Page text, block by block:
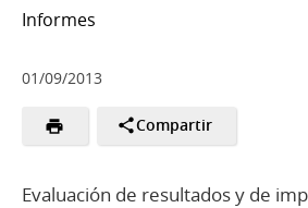
Informes
01/09/2013
Compartir
Evaluación de resultados y de